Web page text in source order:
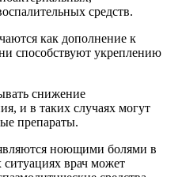
средств.
как дополнение к
способствуют укреплению
снижение
и в таких случаях могут
препараты.
ноющими болями в
врач может